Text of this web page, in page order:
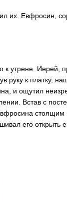
их. Евфросин,
к утрене. Иерей,
руку к платку,
и ощутил
Встав с
стоящим
его открыть